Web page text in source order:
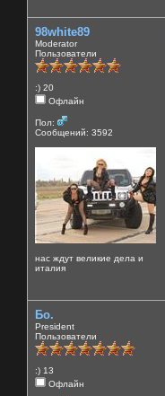
98white89
Moderator
Пользователи
:) 20
Офлайн
Пол:
Сообщений: 3592
нас ждут великие дела и
италия
Бо.
President
Пользователи
:) 13
Офлайн